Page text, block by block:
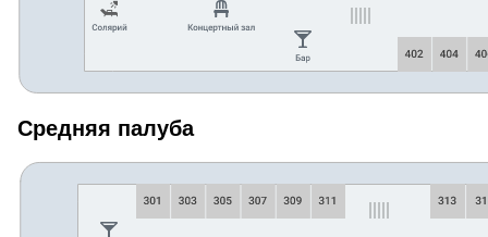
Средняя палуба